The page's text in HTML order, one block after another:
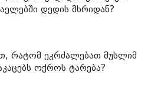
დედის მხრიდან?
რატომ ეკრძალებათ მუსლიმ
ოქროს ტარება?